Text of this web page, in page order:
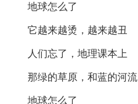
地球怎么了
它越来越烫，越来越丑
人们忘了，地理课本上
那绿的草原，和蓝的河流
地球怎么了